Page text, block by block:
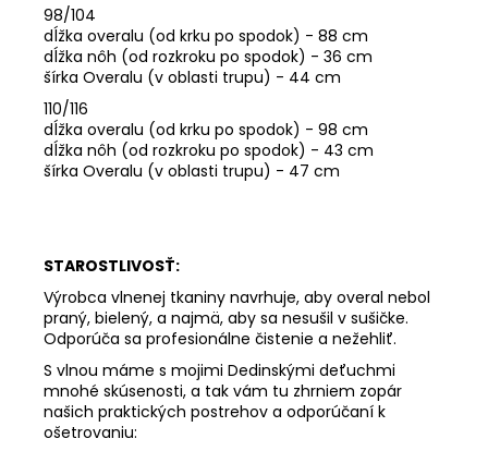
98/104
dĺžka overalu (od krku po spodok) - 88 cm
dĺžka nôh (od rozkroku po spodok) - 36 cm
šírka Overalu (v oblasti trupu) - 44 cm
110/116
dĺžka overalu (od krku po spodok) - 98 cm
dĺžka nôh (od rozkroku po spodok) - 43 cm
šírka Overalu (v oblasti trupu) - 47 cm
STAROSTLIVOSŤ:
Výrobca vlnenej tkaniny navrhuje, aby overal nebol
praný, bielený, a najmä, aby sa nesušil v sušičke.
Odporúča sa profesionálne čistenie a nežehliť.
S vlnou máme s mojimi Dedinskými deťuchmi
mnohé skúsenosti, a tak vám tu zhrniem zopár
našich praktických postrehov a odporúčaní k
ošetrovaniu: